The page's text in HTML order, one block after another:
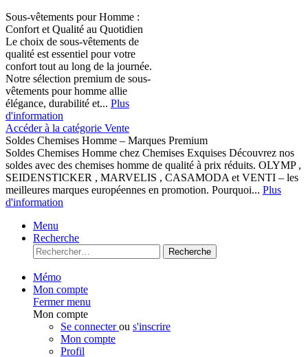
Sous-vêtements pour Homme :
Confort et Qualité au Quotidien
Le choix de sous-vêtements de
qualité est essentiel pour votre
confort tout au long de la journée.
Notre sélection premium de sous-
vêtements pour homme allie
élégance, durabilité et... Plus
d'information
Accéder à la catégorie Vente
Soldes Chemises Homme – Marques Premium
Soldes Chemises Homme chez Chemises Exquises Découvrez nos
soldes avec des chemises homme de qualité à prix réduits. OLYMP ,
SEIDENSTICKER , MARVELIS , CASAMODA et VENTI – les
meilleures marques européennes en promotion. Pourquoi... Plus
d'information
Menu
Recherche
Recherche
Mémo
Mon compte
Fermer menu
Mon compte
Se connecterou s'inscrire
Mon compte
Profil